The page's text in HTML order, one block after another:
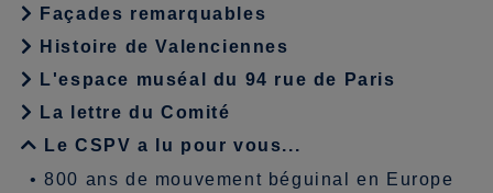
Façades remarquables
Histoire de Valenciennes
L'espace muséal du 94 rue de Paris
La lettre du Comité
Le CSPV a lu pour vous...
•800 ans de mouvement béguinal en Europe